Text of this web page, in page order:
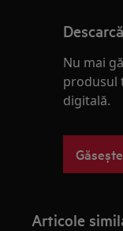
Nu mai
produsul
digitală.
Articole